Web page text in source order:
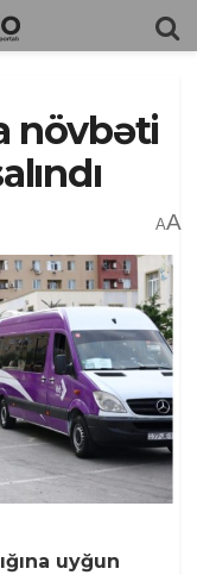
növbəti
AA
uyğun